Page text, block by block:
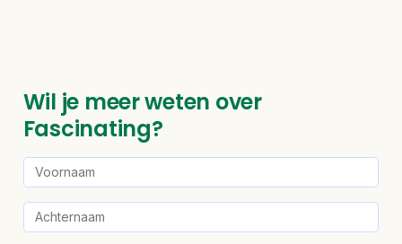
Wil je meer weten over
Fascinating?